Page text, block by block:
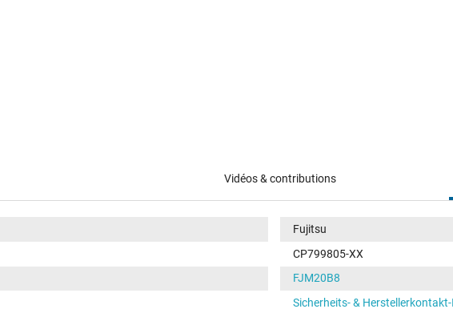
Vidéos & contributions
Fujitsu
CP799805-XX
FJM20B8
Sicherheits- &